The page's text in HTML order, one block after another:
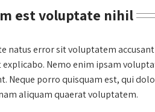
est voluptate nihil
natus error sit voluptatem
Nemo enim ipsam
Neque porro quisquam est, qui
aliquam quaerat voluptatem.